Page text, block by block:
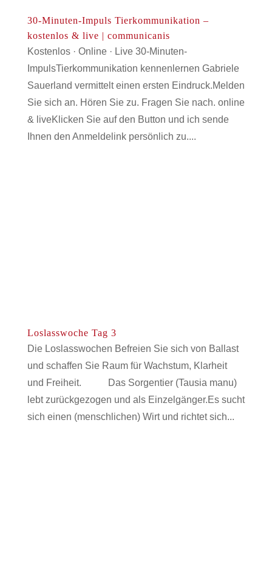
30-Minuten-Impuls Tierkommunikation –
kostenlos & live | communicanis
Kostenlos · Online · Live 30-Minuten-
ImpulsTierkommunikation kennenlernen Gabriele
Sauerland vermittelt einen ersten Eindruck.Melden
Sie sich an. Hören Sie zu. Fragen Sie nach. online
& liveKlicken Sie auf den Button und ich sende
Ihnen den Anmeldelink persönlich zu....
Loslasswoche Tag 3
Die Loslasswochen Befreien Sie sich von Ballast
und schaffen Sie Raum für Wachstum, Klarheit
und Freiheit. Das Sorgentier (Tausia manu)
lebt zurückgezogen und als Einzelgänger.Es sucht
sich einen (menschlichen) Wirt und richtet sich...